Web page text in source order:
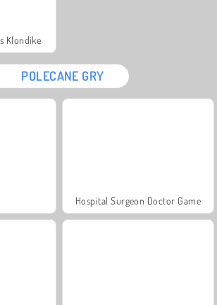
Klondike
POLECANE GRY
Hospital Surgeon Doctor Game